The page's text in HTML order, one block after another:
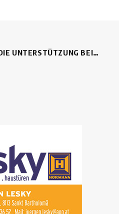
UNTERSTÜTZUNG BEI…